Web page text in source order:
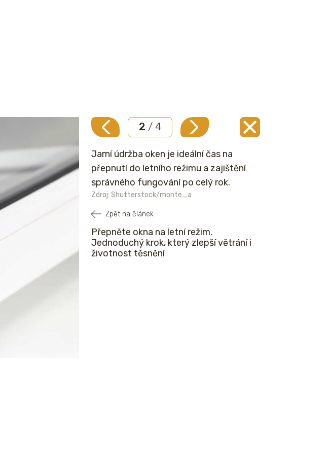
2 / 4
Jarní údržba oken je ideální čas na
přepnutí do letního režimu a zajištění
správného fungování po celý rok.
Zdroj: Shutterstock/monte_a
Zpět na článek
Přepněte okna na letní režim.
Jednoduchý krok, který zlepší větrání i
životnost těsnění